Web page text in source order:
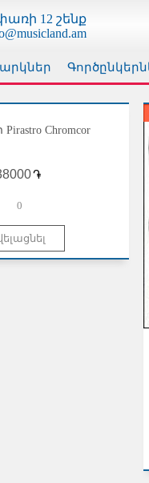
12 շենք
Chromcor
֏
0